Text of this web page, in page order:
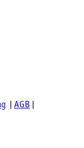
| AGB |